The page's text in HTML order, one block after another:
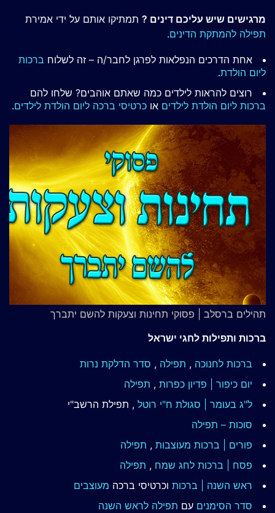
מרגישים שיש עליכם דינים ? תמתיקו אותם על ידי אמירת
תפילה להמתקת הדינים.
אחת הדרכים הנפלאות לפרגן לחבר/ה – זה לשלוח ברכות
ליום הולדת.
רוצים להראות לילדים כמה שאתם אוהבים? שלחו להם
ברכות ליום הולדת לילדים או כרטיסי ברכה ליום הולדת לילדים.
תהילים ברסלב | פסוקי תחינות וצעקות להשם יתברך
ברכות ותפילות לחגי ישראל
ברכות לחנוכה , תפילה , סדר הדלקת נרות
יום כיפור | פדיון כפרות , תפילה
ל"ג בעומר | סגולת ח"י רוטל , תפילת הרשב"י
סוכות – תפילה
פורים | ברכות מעוצבות , תפילה
פסח | ברכות לחג שמח , תפילה
ראש השנה | ברכות וכרטיסי ברכה מעוצבים
סדר הסימנים עם תפילה לראש השנה